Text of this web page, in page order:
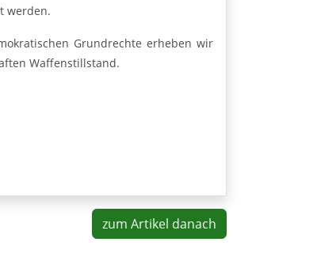
werden.
Grundrechte erheben wir
Waffenstillstand.
zum Artikel danach